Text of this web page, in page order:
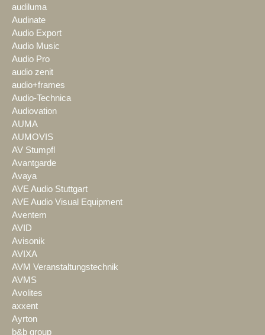
audiluma
Audinate
Audio Export
Audio Music
Audio Pro
audio zenit
audio+frames
Audio-Technica
Audiovation
AUMA
AUMOVIS
AV Stumpfl
Avantgarde
Avaya
AVE Audio Stuttgart
AVE Audio Visual Equipment
Aventem
AVID
Avisonik
AVIXA
AVM Veranstaltungstechnik
AVMS
Avolites
axxent
Ayrton
b&b group